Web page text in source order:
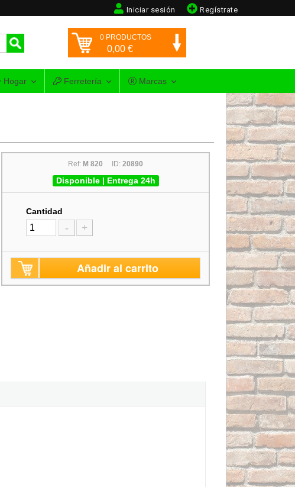
Regístrate
Iniciar sesión
0 PRODUCTOS
0,00 €
Hogar Ferretería Marcas
Ref: M 820 ID:20890
Disponible | Entrega 24h
Cantidad
- +
Añadir al carrito